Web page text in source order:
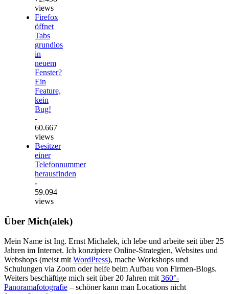
views
Firefox
öffnet
Tabs
grundlos
in
neuem
Fenster?
Ein
Feature,
kein
Bug!
-
60.667
views
Besitzer
einer
Telefonnummer
herausfinden
-
59.094
views
Über Mich(alek)
Mein Name ist Ing. Ernst Michalek, ich lebe und arbeite seit über 25
Jahren im Internet. Ich konzipiere Online-Strategien, Websites und
Webshops (meist mit WordPress), mache Workshops und
Schulungen via Zoom oder helfe beim Aufbau von Firmen-Blogs.
Weiters beschäftige mich seit über 20 Jahren mit 360°-
Panoramafotografie – schöner kann man Locations nicht